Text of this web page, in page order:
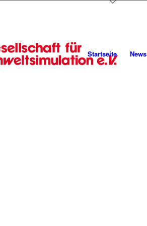
Startseite News